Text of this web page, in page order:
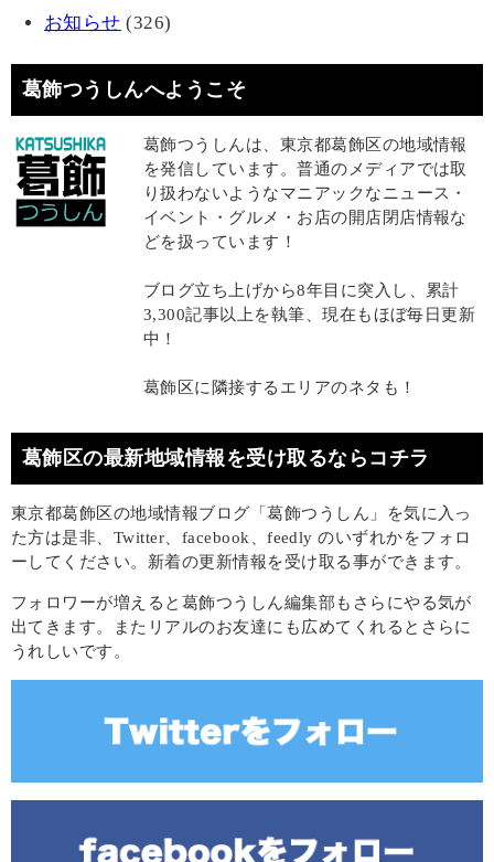
お知らせ (326)
葛飾つうしんへようこそ
葛飾つうしんは、東京都葛飾区の地域情報
を発信しています。普通のメディアでは取
り扱わないようなマニアックなニュース・
イベント・グルメ・お店の開店閉店情報な
どを扱っています！
ブログ立ち上げから8年目に突入し、累計
3,300記事以上を執筆、現在もほぼ毎日更新
中！
葛飾区に隣接するエリアのネタも！
葛飾区の最新地域情報を受け取るならコチラ
東京都葛飾区の地域情報ブログ「葛飾つうしん」を気に入っ
た方は是非、Twitter、facebook、feedly のいずれかをフォロ
ーしてください。新着の更新情報を受け取る事ができます。
フォロワーが増えると葛飾つうしん編集部もさらにやる気が
出てきます。またリアルのお友達にも広めてくれるとさらに
うれしいです。